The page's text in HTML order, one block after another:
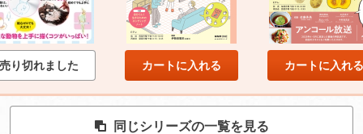
売り切れました カートに入れる カートに入れる
同じシリーズの一覧を見る